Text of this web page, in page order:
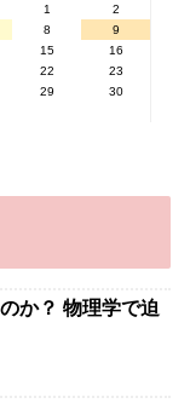
1
2
8
9
15
16
22
23
29
30
か？ 物理学で迫